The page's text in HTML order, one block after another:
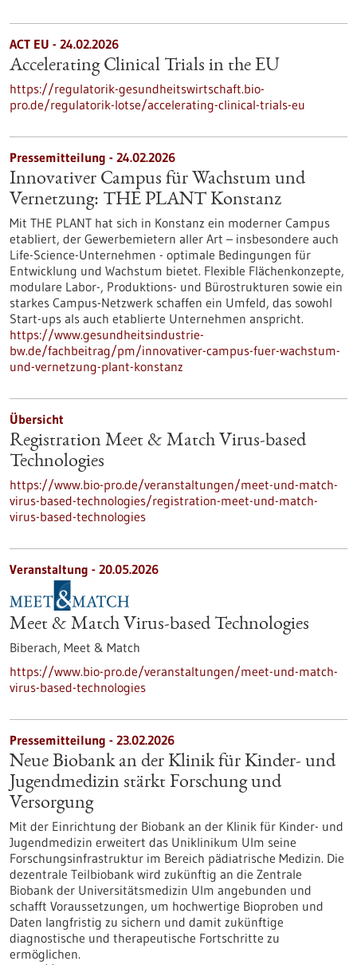
ACT EU - 24.02.2026
Accelerating Clinical Trials in the EU
https://regulatorik-gesundheitswirtschaft.bio-
pro.de/regulatorik-lotse/accelerating-clinical-trials-eu
Pressemitteilung - 24.02.2026
Innovativer Campus für Wachstum und
Vernetzung: THE PLANT Konstanz
Mit THE PLANT hat sich in Konstanz ein moderner Campus
etabliert, der Gewerbemietern aller Art – insbesondere auch
Life-Science-Unternehmen - optimale Bedingungen für
Entwicklung und Wachstum bietet. Flexible Flächenkonzepte,
modulare Labor-, Produktions- und Bürostrukturen sowie ein
starkes Campus-Netzwerk schaffen ein Umfeld, das sowohl
Start-ups als auch etablierte Unternehmen anspricht.
https://www.gesundheitsindustrie-
bw.de/fachbeitrag/pm/innovativer-campus-fuer-wachstum-
und-vernetzung-plant-konstanz
Übersicht
Registration Meet & Match Virus-based
Technologies
https://www.bio-pro.de/veranstaltungen/meet-und-match-
virus-based-technologies/registration-meet-und-match-
virus-based-technologies
Veranstaltung - 20.05.2026
Meet & Match Virus-based Technologies
Biberach, Meet & Match
https://www.bio-pro.de/veranstaltungen/meet-und-match-
virus-based-technologies
Pressemitteilung - 23.02.2026
Neue Biobank an der Klinik für Kinder-​ und
Jugendmedizin stärkt Forschung und
Versorgung
Mit der Einrichtung der Biobank an der Klinik für Kinder-​ und
Jugendmedizin erweitert das Uniklinikum Ulm seine
Forschungsinfrastruktur im Bereich pädiatrische Medizin. Die
dezentrale Teilbiobank wird zukünftig an die Zentrale
Biobank der Universitätsmedizin Ulm angebunden und
schafft Voraussetzungen, um hochwertige Bioproben und
Daten langfristig zu sichern und damit zukünftige
diagnostische und therapeutische Fortschritte zu
ermöglichen.